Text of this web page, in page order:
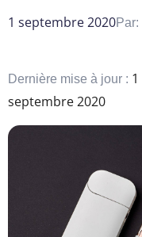
1 septembre 2020Par:
Dernière mise à jour : 1
septembre 2020